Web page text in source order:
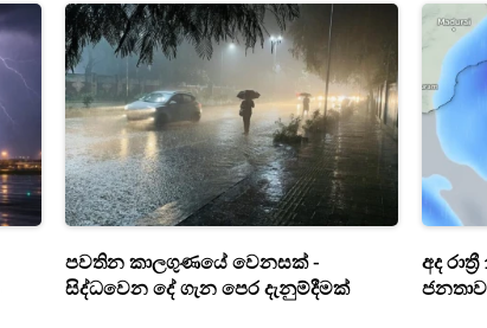
පවතින කාලගුණයේ වෙනසක් -
සිද්ධවෙන දේ ගැන පෙර දැනුම්දීමක්
අද